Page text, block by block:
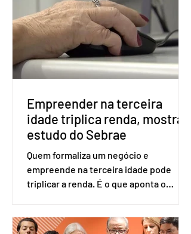
eleitor pode votar mesmo sem ter
realizado esse cadastro. Neste caso,
será exigido o documento de
identificação para acesso à urna
eletrônica. Se a urna eletrônica não
reconh
Empreender na terceira
idade triplica renda, mostra
estudo do Sebrae
Quem formaliza um negócio e
empreende na terceira idade pode
triplicar a renda. É o que aponta o
Amostra de Domicílio (PNAD Contínua),